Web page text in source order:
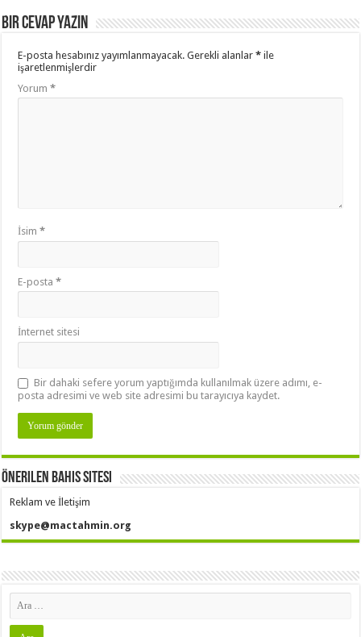
Bir cevap yazın
E-posta hesabınız yayımlanmayacak. Gerekli alanlar* ile
işaretlenmişlerdir
Yorum*
İsim*
E-posta*
İnternet sitesi
Bir dahaki sefere yorum yaptığımda kullanılmak üzere adımı, e-
posta adresimi ve web site adresimi bu tarayıcıya kaydet.
Önerilen Bahis Sitesi
Reklam ve İletişim
skype@mactahmin.org